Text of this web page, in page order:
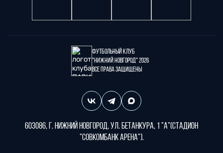
Футбольный клуб
"Нижний Новгород" 2026
Все права защищены
603086, г. Нижний Новгород, ул. Бетанкура, 1 "А"(стадион
"СОВКОМБАНК АРЕНА").